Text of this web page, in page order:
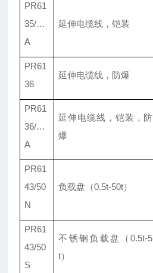
PR61
35/…
A
延伸电缆线 ，铠装
PR61
36
延伸电缆线 ， 防爆
PR61
36/…
A
延伸电缆线 ， 铠装 ， 防
爆
PR61
43/50
N
负载盘 （0.5t-50t）
PR61
43/50
S
不锈钢负载盘（0.5t-5
t）